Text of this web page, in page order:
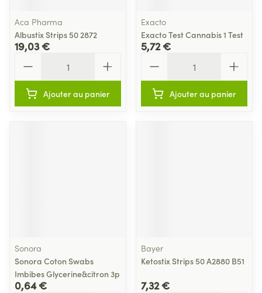
Aca Pharma
Albustix Strips 50 2872
19,03 €
Ajouter au panier
Exacto
Exacto Test Cannabis 1 Test
5,72 €
Ajouter au panier
Sonora
Sonora Coton Swabs
Imbibes Glycerine&citron 3p
0,64 €
Bayer
Ketostix Strips 50 A2880 B51
7,32 €